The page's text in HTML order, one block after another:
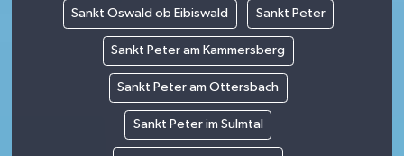
Sankt Oswald ob Eibiswald Sankt Peter
Sankt Peter am Kammersberg
Sankt Peter am Ottersbach
Sankt Peter im Sulmtal